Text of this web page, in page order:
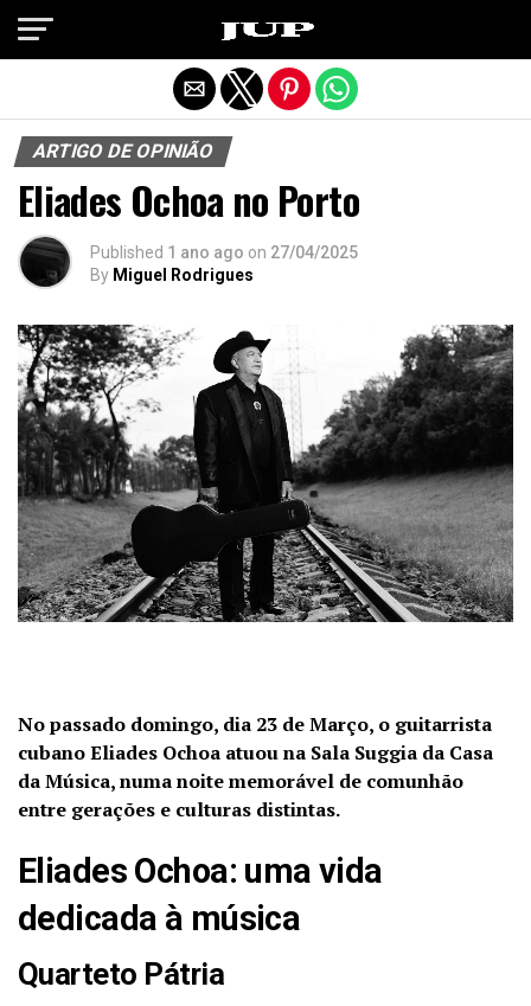
ARTIGO DE OPINIÃO
Eliades Ochoa no Porto
Published 1 ano ago on 27/04/2025
By Miguel Rodrigues
No passado domingo, dia 23 de Março, o guitarrista
cubano Eliades Ochoa atuou na Sala Suggia da Casa
da Música, numa noite memorável de comunhão
entre gerações e culturas distintas.
Eliades Ochoa: uma vida
dedicada à música
Quarteto Pátria
Exit mobile version